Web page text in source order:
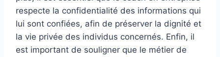
respecte la confidentialité des informations qui
lui sont confiées, afin de préserver la dignité et
la vie privée des individus concernés. Enfin, il
est important de souligner que le métier de